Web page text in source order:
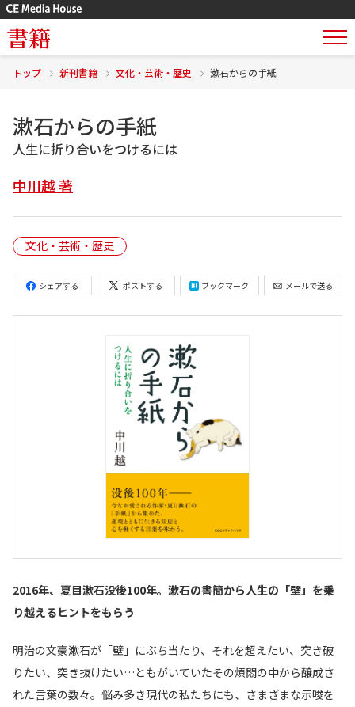
書籍
トップ 新刊書籍 文化・芸術・歴史 漱石からの手紙
漱石からの手紙
人生に折り合いをつけるには
中川越 著
文化・芸術・歴史
シェアする ポストする ブックマーク メールで送る
2016年、夏目漱石没後100年。漱石の書簡から人生の「壁」を乗
り越えるヒントをもらう
明治の文豪漱石が「壁」にぶち当たり、それを超えたい、突き破
りたい、突き抜けたい…ともがいていたその煩悶の中から醸成さ
れた言葉の数々。悩み多き現代の私たちにも、さまざまな示唆を